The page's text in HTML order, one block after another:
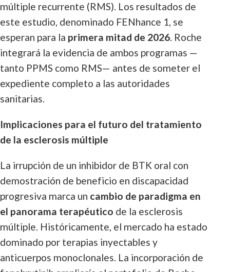
múltiple recurrente (RMS). Los resultados de
este estudio, denominado FENhance 1, se
esperan para la primera mitad de 2026. Roche
integrará la evidencia de ambos programas —
tanto PPMS como RMS— antes de someter el
expediente completo a las autoridades
sanitarias.
Implicaciones para el futuro del tratamiento
de la esclerosis múltiple
La irrupción de un inhibidor de BTK oral con
demostración de beneficio en discapacidad
progresiva marca un cambio de paradigma en
el panorama terapéutico de la esclerosis
múltiple. Históricamente, el mercado ha estado
dominado por terapias inyectables y
anticuerpos monoclonales. La incorporación de